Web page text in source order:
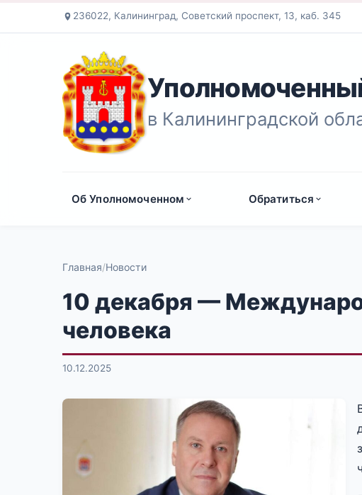
236022, Калининград, Советский проспект, 13, каб. 345
в Калининградской
Об Уполномоченном Обратиться
Главная Новости
10 декабря —
человека
10.12.2025